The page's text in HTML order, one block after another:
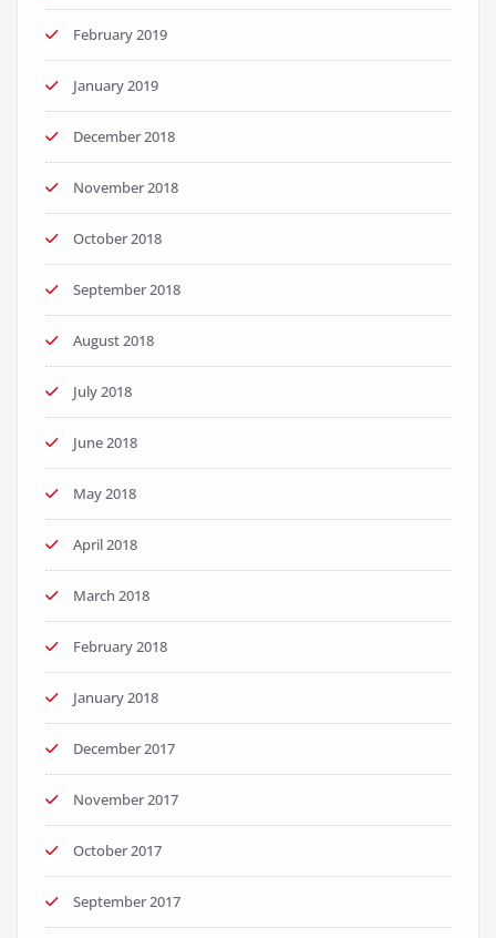
February 2019
January 2019
December 2018
November 2018
October 2018
September 2018
August 2018
July 2018
June 2018
May 2018
April 2018
March 2018
February 2018
January 2018
December 2017
November 2017
October 2017
September 2017